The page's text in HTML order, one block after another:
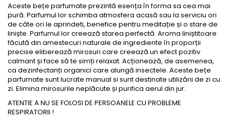
Aceste bețe parfumate prezintă esența în forma sa cea mai
pură. Parfumul lor schimba atmosfera acasă sau la serviciu ori
de câte ori le aprindeti, benefice pentru meditație și o stare de
liniște. Parfumul lor creează starea perfectă. Aroma liniștitoare
făcută din amestecuri naturale de ingrediente în proporții
precise eliberează mirosuri care creează un efect pozitiv
calmant și face să te simți relaxat. Acționează, de asemenea,
ca dezinfectanți organici care alungă insectele. Aceste bețe
parfumate sunt lucrate manual si sunt destinate utilizării de zi cu
zi. Elimina mirosurile neplăcute și purifica aerul din jur.
ATENTIE A NU SE FOLOSI DE PERSOANELE CU PROBLEME
RESPIRATORII !